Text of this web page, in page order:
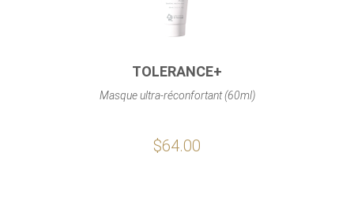
TOLERANCE+
Masque ultra-réconfortant (60ml)
$64.00